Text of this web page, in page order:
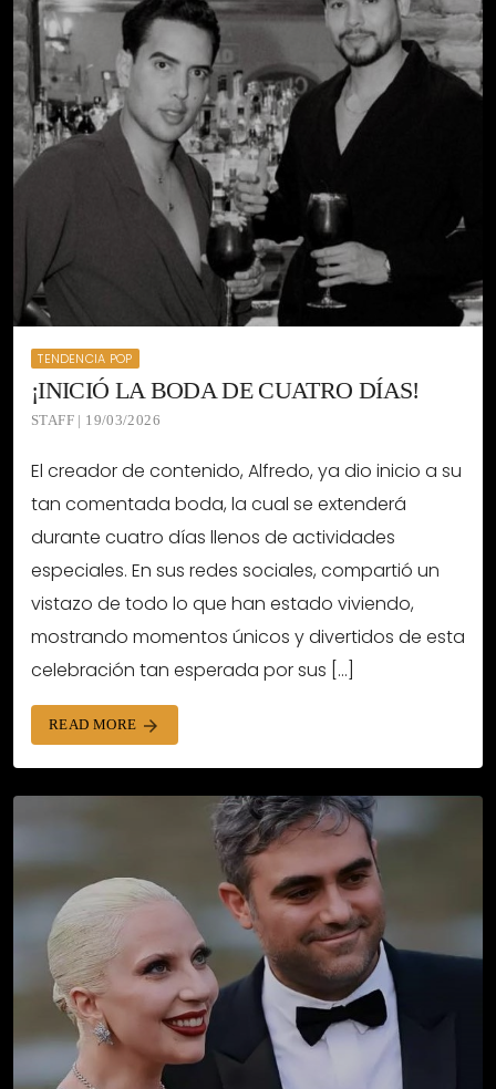
TENDENCIA POP
¡INICIÓ LA BODA DE CUATRO DÍAS!
STAFF | 19/03/2026
El creador de contenido, Alfredo, ya dio inicio a su
tan comentada boda, la cual se extenderá
durante cuatro días llenos de actividades
especiales. En sus redes sociales, compartió un
vistazo de todo lo que han estado viviendo,
mostrando momentos únicos y divertidos de esta
celebración tan esperada por sus […]
READ MORE arrow_forward